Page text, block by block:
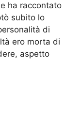
ha raccontato
subito lo
di
ero morta di
aspetto